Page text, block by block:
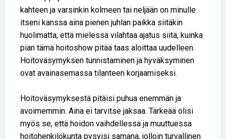
kahteen ja varsinkin kolmeen tai neljään on minulle
itseni kanssa aina pienen juhlan paikka siitäkin
huolimatta, että mielessä vilahtaa ajatus siitä, kuinka
pian tämä hoitoshow pitää taas aloittaa uudelleen.
Hoitoväsymyksen tunnistaminen ja hyväksyminen
ovat avainasemassa tilanteen korjaamiseksi.
Hoitoväsymyksestä pitäisi puhua enemmän ja
avoimemmin. Aina ei tarvitse jaksaa. Tärkeää olisi
myös se, että hoidon vaihdellessa ja muuttuessa
hoitohenkilökunta pysyisi samana, jolloin turvallinen